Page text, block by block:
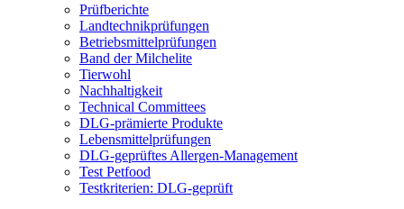
Prüfberichte
Landtechnikprüfungen
Betriebsmittelprüfungen
Band der Milchelite
Tierwohl
Nachhaltigkeit
Technical Committees
DLG-prämierte Produkte
Lebensmittelprüfungen
DLG-geprüftes Allergen-Management
Test Petfood
Testkriterien: DLG-geprüft